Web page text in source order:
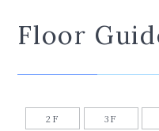
Floor
2F 3F